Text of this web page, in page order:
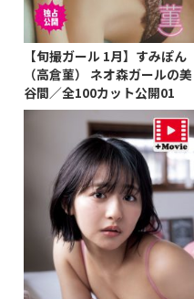
【旬撮ガール 1月】すみぽん
（高倉菫） ネオ森ガールの美
谷間／全100カット公開01